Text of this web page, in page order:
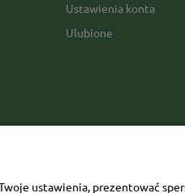
Ustawienia konta
Ulubione
ustawienia, prezentować